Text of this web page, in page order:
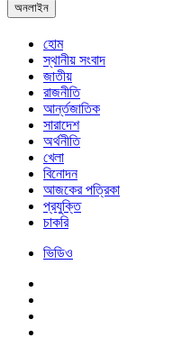
অনলাইন
হোম
স্থানীয় সংবাদ
জাতীয়
রাজনীতি
আর্ন্তজাতিক
সারাদেশ
অর্থনীতি
খেলা
বিনোদন
আজকের পত্রিকা
প্রযুক্তি
চাকরি
ভিডিও